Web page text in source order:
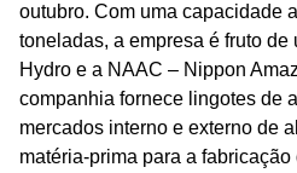
outubro. Com uma capacidade
toneladas, a empresa é fruto de
Hydro e a NAAC – Nippon
companhia fornece lingotes de
mercados interno e externo de
matéria-prima para a